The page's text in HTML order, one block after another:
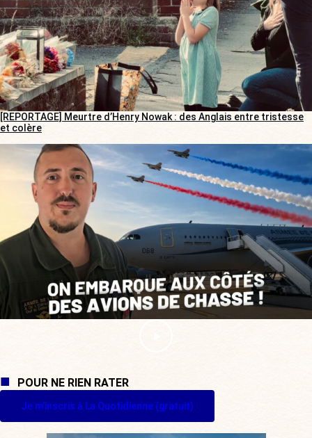
[REPORTAGE] Meurtre d’Henry Nowak : des Anglais entre tristesse
et colère
POUR NE RIEN RATER
Je m'inscris à La Quotidienne (gratuit)